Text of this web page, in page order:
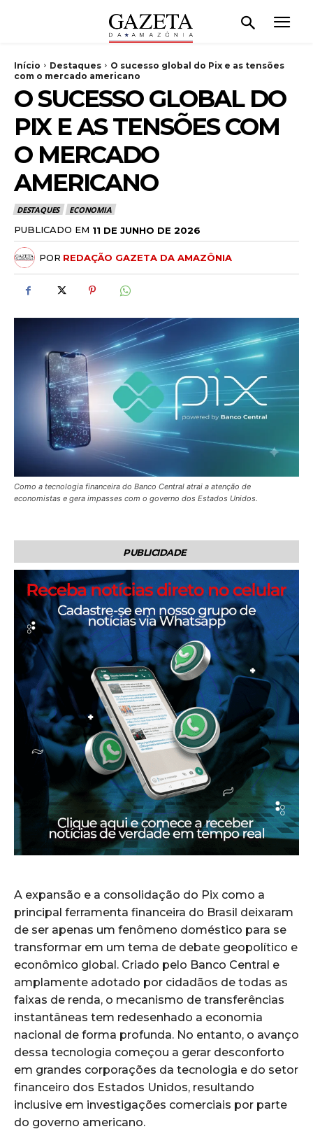
Início Destaques
O sucesso global do Pix e as tensões
com o mercado americano
O SUCESSO GLOBAL DO
PIX E AS TENSÕES COM
O MERCADO
AMERICANO
DESTAQUES ECONOMIA
PUBLICADO EM 11 DE JUNHO DE 2026
POR REDAÇÃO GAZETA DA AMAZÔNIA
Como a tecnologia financeira do Banco Central atrai a atenção de
economistas e gera impasses com o governo dos Estados Unidos.
PUBLICIDADE
A expansão e a consolidação do Pix como a
principal ferramenta financeira do Brasil deixaram
de ser apenas um fenômeno doméstico para se
transformar em um tema de debate geopolítico e
econômico global. Criado pelo Banco Central e
amplamente adotado por cidadãos de todas as
faixas de renda, o mecanismo de transferências
instantâneas tem redesenhado a economia
nacional de forma profunda. No entanto, o avanço
dessa tecnologia começou a gerar desconforto
em grandes corporações da tecnologia e do setor
financeiro dos Estados Unidos, resultando
inclusive em investigações comerciais por parte
do governo americano.